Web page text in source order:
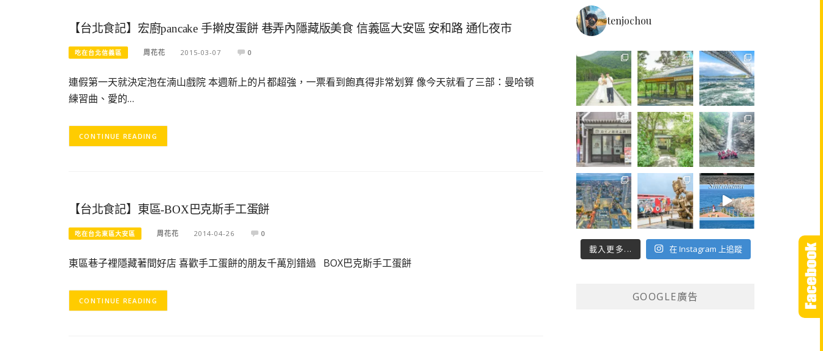
【台北食記】宏廚pancake 手擀皮蛋餅 巷弄內隱藏版美食 信義區大安區 安和路 通化夜市
吃在台北信義區 周花花 2015-03-07 0
連假第一天就決定泡在湳山戲院 本週新上的片都超強，一票看到飽真得非常划算 像今天就看了三部：曼哈頓
練習曲、愛的…
CONTINUE READING
【台北食記】東區-BOX巴克斯手工蛋餅
吃在台北東區大安區 周花花 2014-04-26 0
東區巷子裡隱藏著間好店 喜歡手工蛋餅的朋友千萬別錯過 BOX巴克斯手工蛋餅
CONTINUE READING
tenjochou
載入更多... 在 Instagram 上追蹤
GOOGLE廣告